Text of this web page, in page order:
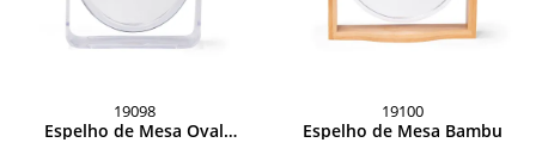
19098
Espelho de Mesa Oval
19100
Espelho de Mesa Bambu